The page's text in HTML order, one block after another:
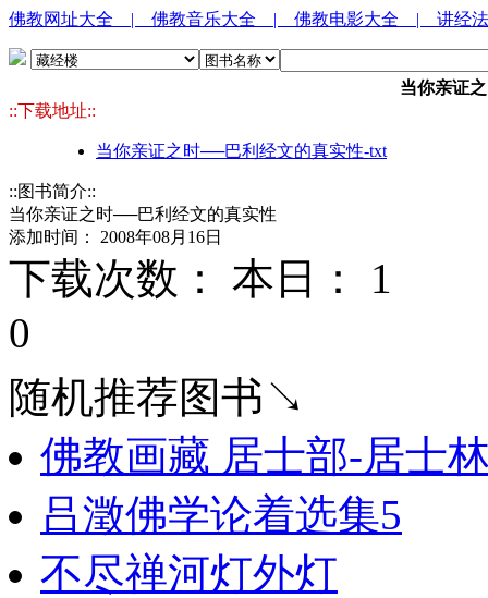
佛教网址大全 | 佛教音乐大全 | 佛教电影大全 | 讲经
当你亲证
::下载地址::
当你亲证之时──巴利经文的真实性-txt
::图书简介::
当你亲证之时──巴利经文的真实性
添加时间： 2008年08月16日
下载次数： 本日： 1
0
随机推荐图书↘
佛教画藏 居士部-居士
吕澂佛学论着选集5
不尽禅河灯外灯